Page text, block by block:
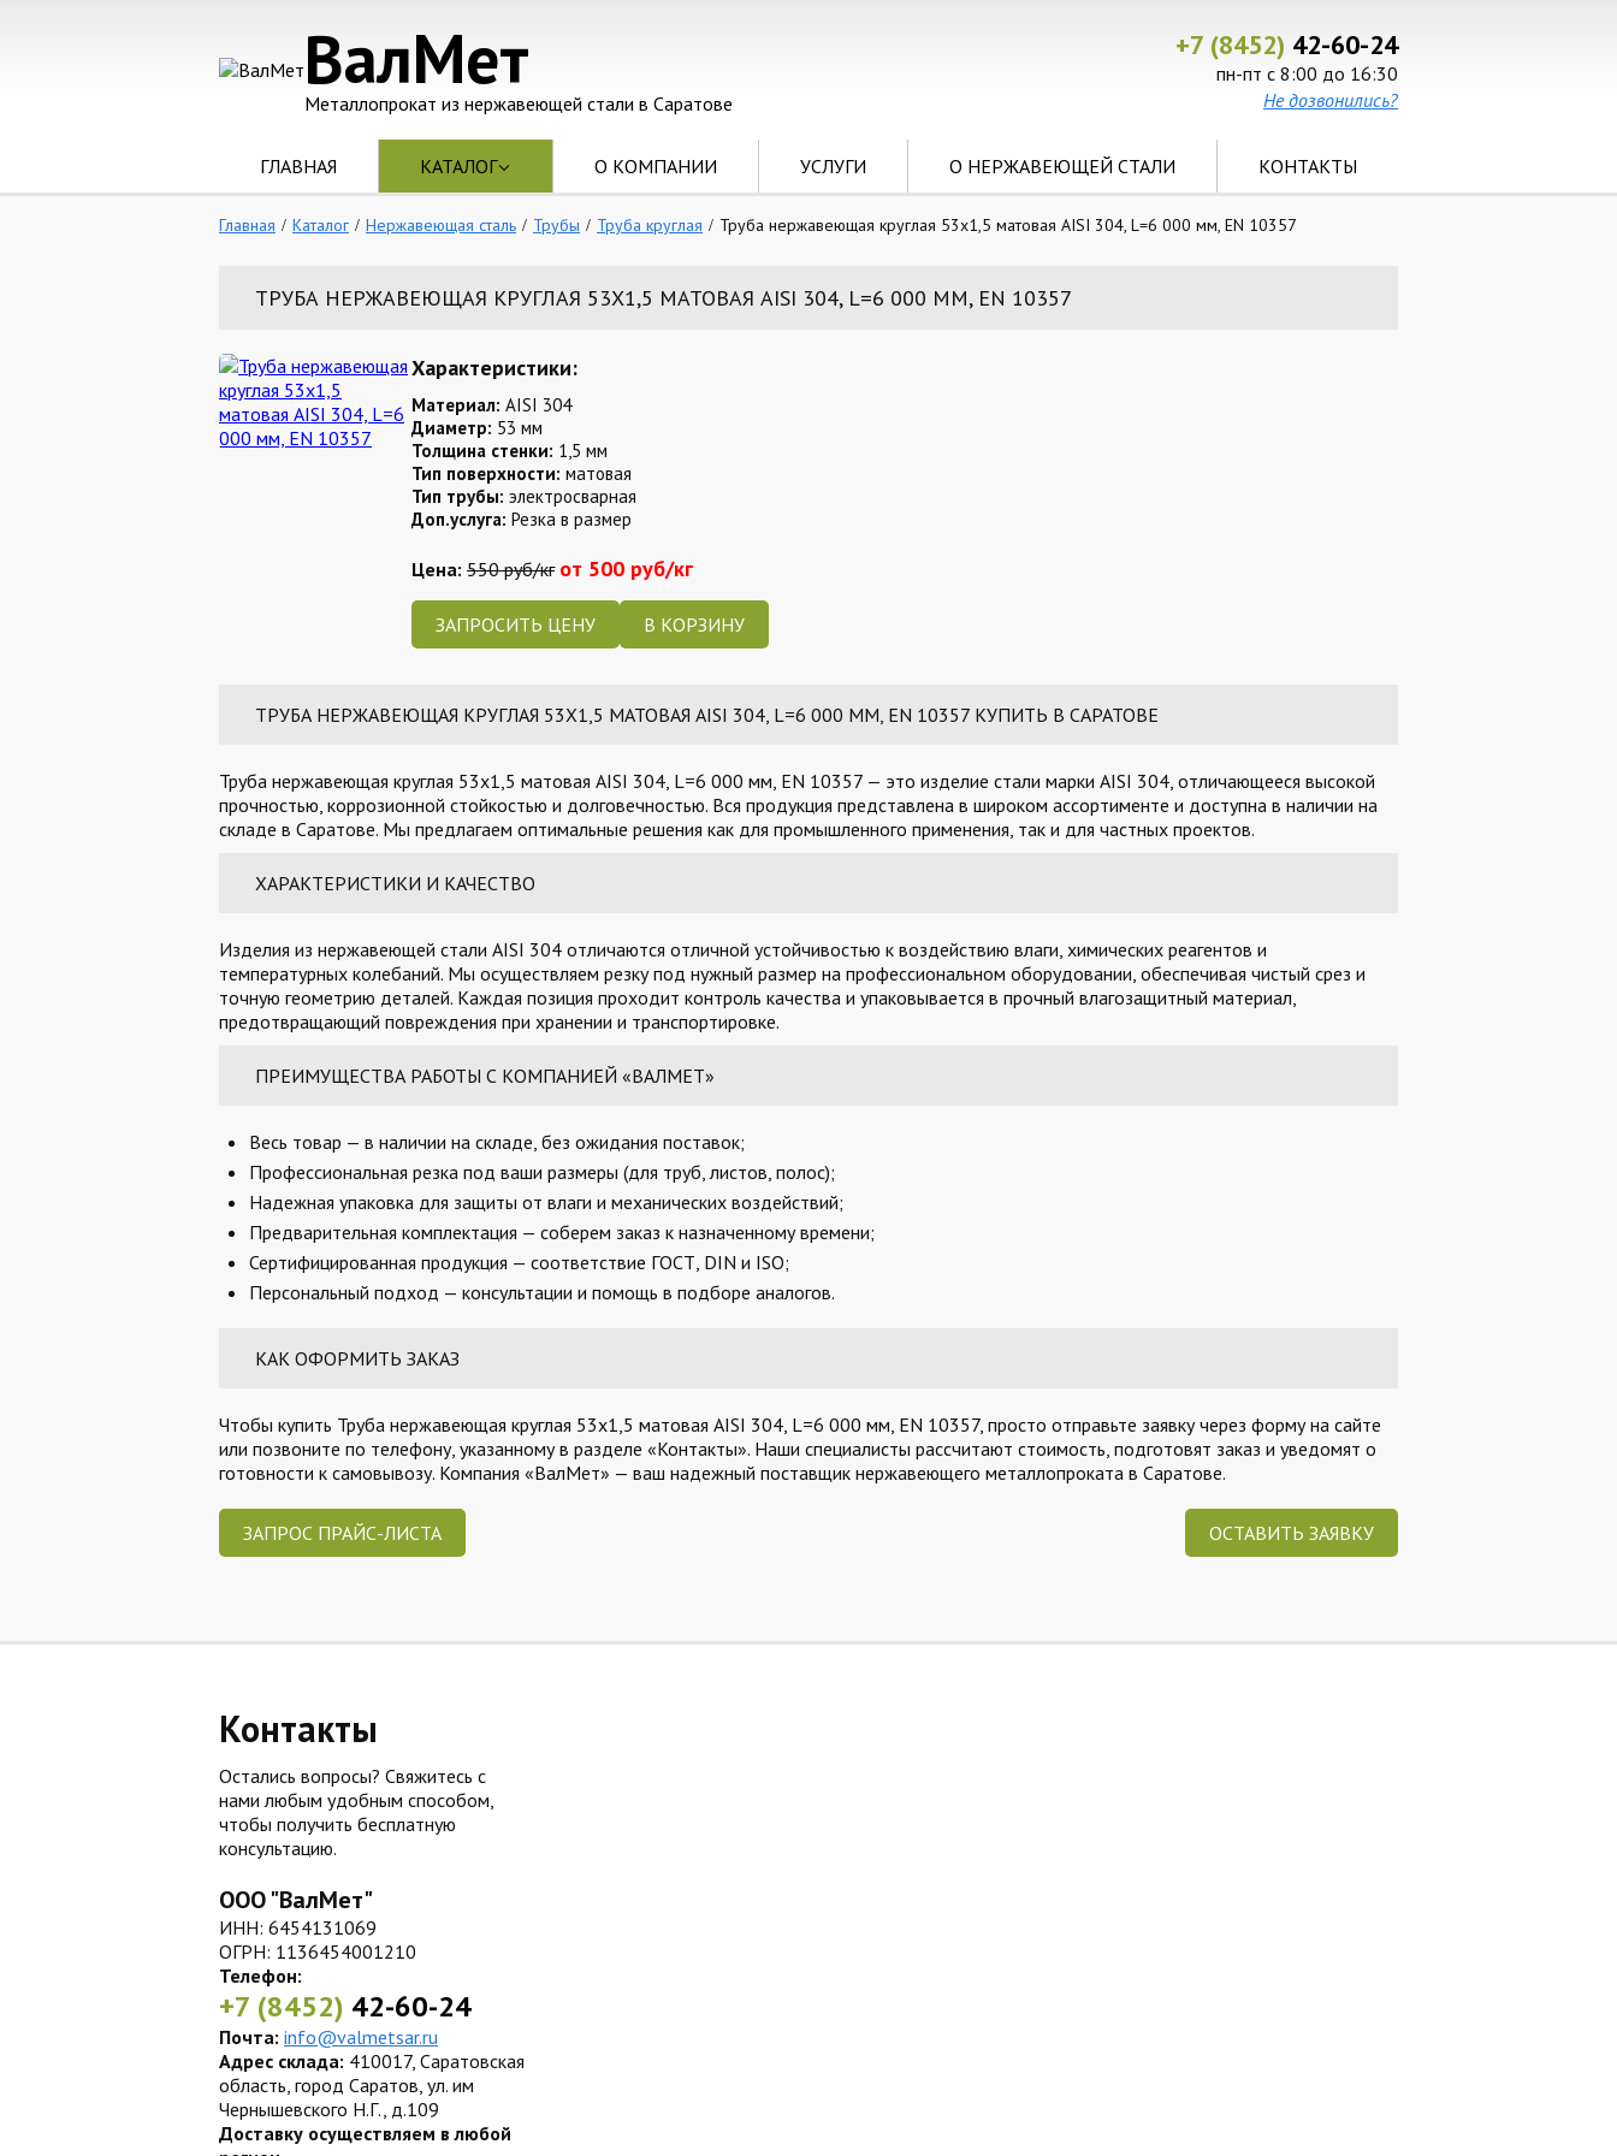
ВалМет
Металлопрокат из нержавеющей стали в Саратове
+7 (8452) 42-60-24
пн-пт с 8:00 до 16:30
Не дозвонились?
ГЛАВНАЯ КАТАЛОГ О КОМПАНИИ УСЛУГИ О НЕРЖАВЕЮЩЕЙ СТАЛИ КОНТАКТЫ
Главная Каталог Нержавеющая сталь Трубы Труба круглая Труба нержавеющая круглая 53х1,5 матовая AISI 304, L=6 000 мм, EN 10357
ТРУБА НЕРЖАВЕЮЩАЯ КРУГЛАЯ 53Х1,5 МАТОВАЯ AISI 304, L=6 000 ММ, EN 10357
Характеристики:
Материал: AISI 304
Диаметр: 53 мм
Толщина стенки: 1,5 мм
Тип поверхности: матовая
Тип трубы: электросварная
Доп.услуга: Резка в размер
Цена: 550 руб/кг от 500 руб/кг
ЗАПРОСИТЬ ЦЕНУ
ТРУБА НЕРЖАВЕЮЩАЯ КРУГЛАЯ 53Х1,5 МАТОВАЯ AISI 304, L=6 000 ММ, EN 10357 КУПИТЬ В САРАТОВЕ
Труба нержавеющая круглая 53х1,5 матовая AISI 304, L=6 000 мм, EN 10357 — это изделие стали марки AISI 304, отличающееся высокой
прочностью, коррозионной стойкостью и долговечностью. Вся продукция представлена в широком ассортименте и доступна в наличии на
складе в Саратове. Мы предлагаем оптимальные решения как для промышленного применения, так и для частных проектов.
ХАРАКТЕРИСТИКИ И КАЧЕСТВО
Изделия из нержавеющей стали AISI 304 отличаются отличной устойчивостью к воздействию влаги, химических реагентов и
температурных колебаний. Мы осуществляем резку под нужный размер на профессиональном оборудовании, обеспечивая чистый срез и
точную геометрию деталей. Каждая позиция проходит контроль качества и упаковывается в прочный влагозащитный материал,
предотвращающий повреждения при хранении и транспортировке.
ПРЕИМУЩЕСТВА РАБОТЫ С КОМПАНИЕЙ «ВАЛМЕТ»
Весь товар — в наличии на складе, без ожидания поставок;
Профессиональная резка под ваши размеры (для труб, листов, полос);
Надежная упаковка для защиты от влаги и механических воздействий;
Предварительная комплектация — соберем заказ к назначенному времени;
Сертифицированная продукция — соответствие ГОСТ, DIN и ISO;
Персональный подход — консультации и помощь в подборе аналогов.
КАК ОФОРМИТЬ ЗАКАЗ
Чтобы купить Труба нержавеющая круглая 53х1,5 матовая AISI 304, L=6 000 мм, EN 10357, просто отправьте заявку через форму на сайте
или позвоните по телефону, указанному в разделе «Контакты». Наши специалисты рассчитают стоимость, подготовят заказ и уведомят о
готовности к самовывозу. Компания «ВалМет» — ваш надежный поставщик нержавеющего металлопроката в Саратове.
ЗАПРОС ПРАЙС-ЛИСТА ОСТАВИТЬ ЗАЯВКУ
Контакты
Остались вопросы? Свяжитесь с
нами любым удобным способом,
чтобы получить бесплатную
консультацию.
ООО "ВалМет"
ИНН: 6454131069
ОГРН: 1136454001210
Телефон:
+7 (8452) 42-60-24
Почта: info@valmetsar.ru
Адрес склада: 410017, Саратовская
область, город Саратов, ул. им
Чернышевского Н.Г., д.109
Доставку осуществляем в любой